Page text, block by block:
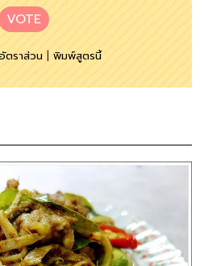
VOTE
ตราส่วน|พิมพ์สูตรนี้